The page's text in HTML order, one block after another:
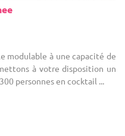
modulable à une capacité de
à votre disposition un
personnes en cocktail ...